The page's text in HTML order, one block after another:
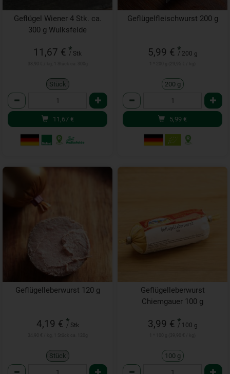
Geflügel Wiener 4 Stk. ca.
300 g Wulksfelde
11,67 € *
/ Stk
Stück
Anzahl
11,67 €
Geflügelfleischwurst 200 g
5,99 € *
/ 200 g
200 g
Anzahl
5,99 €
Geflügelleberwurst 120 g
4,19 € *
/ Stk
Stück
Anzahl
Geflügelleberwurst
Chiemgauer 100 g
3,99 € *
/ 100 g
100 g
Anzahl